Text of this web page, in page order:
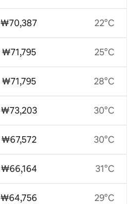
₩70,387
₩71,795
₩71,795
₩73,203
₩67,572
₩66,164
₩64,756
22°C
25°C
28°C
30°C
30°C
31°C
29°C